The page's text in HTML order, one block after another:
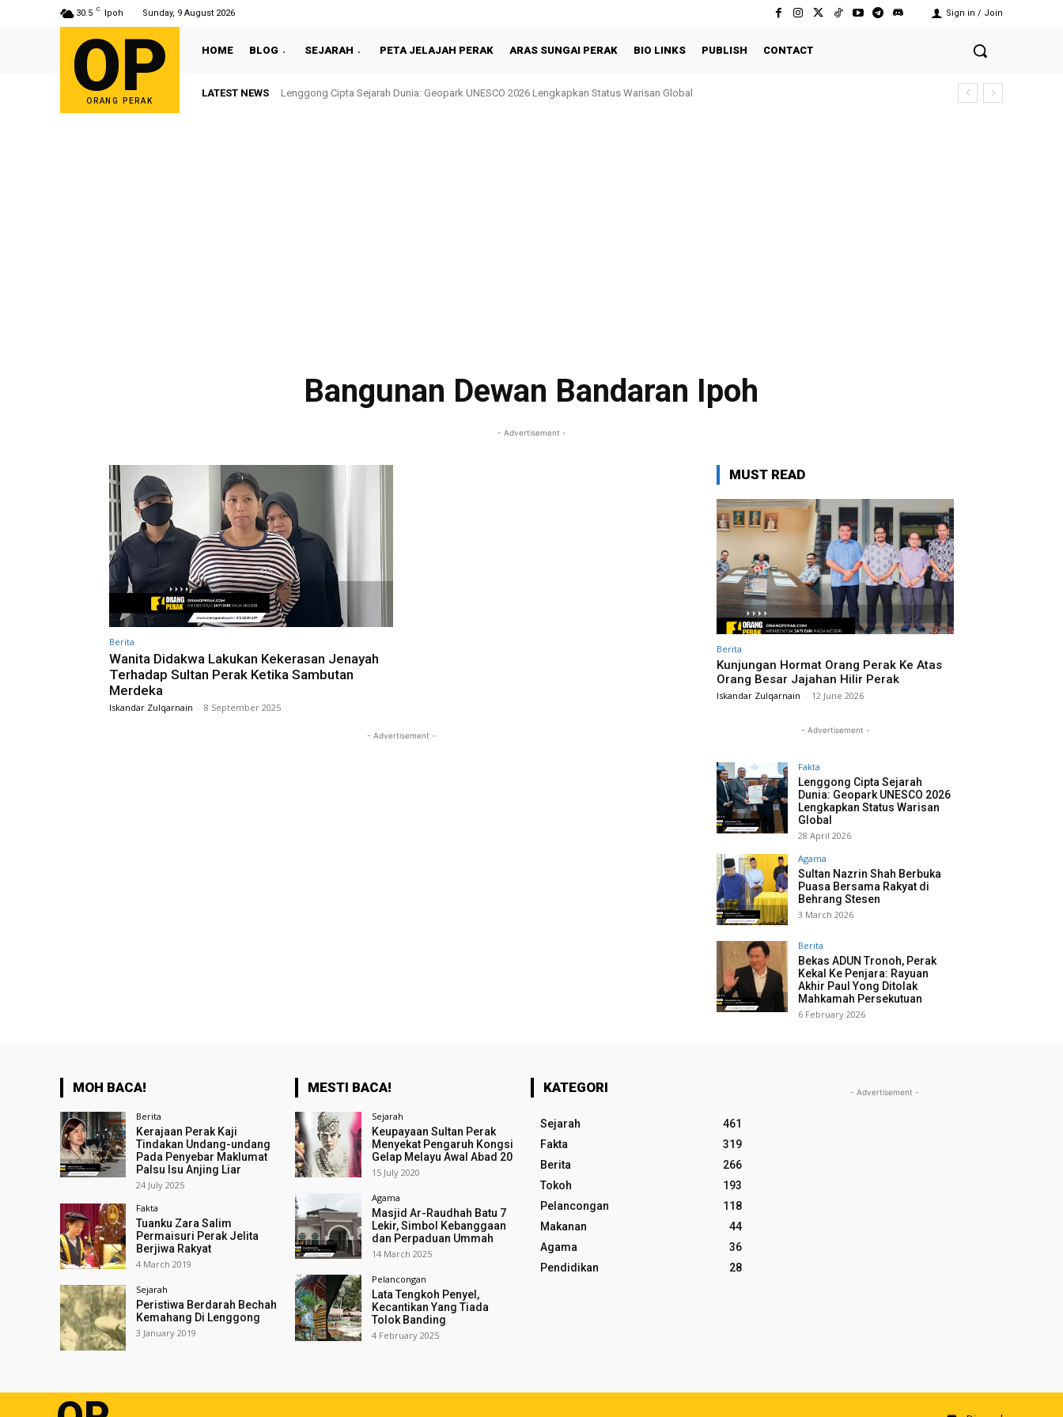
30.5 C Ipoh Sunday, 9 August 2026 Sign in / Join
OP
ORANG PERAK
HOME BLOG SEJARAH PETA JELAJAH PERAK ARAS SUNGAI PERAK BIO LINKS PUBLISH CONTACT
LATEST NEWS Lenggong Cipta Sejarah Dunia: Geopark UNESCO 2026 Lengkapkan Status Warisan Global
Bangunan Dewan Bandaran Ipoh
- Advertisement -
Berita
Wanita Didakwa Lakukan Kekerasan Jenayah
Terhadap Sultan Perak Ketika Sambutan
Merdeka
Iskandar Zulqarnain - 8 September 2025
- Advertisement -
MUST READ
Berita
Kunjungan Hormat Orang Perak Ke Atas
Orang Besar Jajahan Hilir Perak
Iskandar Zulqarnain - 12 June 2026
- Advertisement -
Fakta
Lenggong Cipta Sejarah
Dunia: Geopark UNESCO 2026
Lengkapkan Status Warisan
Global
28 April 2026
Agama
Sultan Nazrin Shah Berbuka
Puasa Bersama Rakyat di
Behrang Stesen
3 March 2026
Berita
Bekas ADUN Tronoh, Perak
Kekal Ke Penjara: Rayuan
Akhir Paul Yong Ditolak
Mahkamah Persekutuan
6 February 2026
MOH BACA!
Berita
Kerajaan Perak Kaji
Tindakan Undang-undang
Pada Penyebar Maklumat
Palsu Isu Anjing Liar
24 July 2025
Fakta
Tuanku Zara Salim
Permaisuri Perak Jelita
Berjiwa Rakyat
4 March 2019
Sejarah
Peristiwa Berdarah Bechah
Kemahang Di Lenggong
3 January 2019
MESTI BACA!
Sejarah
Keupayaan Sultan Perak
Menyekat Pengaruh Kongsi
Gelap Melayu Awal Abad 20
15 July 2020
Agama
Masjid Ar-Raudhah Batu 7
Lekir, Simbol Kebanggaan
dan Perpaduan Ummah
14 March 2025
Pelancongan
Lata Tengkoh Penyel,
Kecantikan Yang Tiada
Tolok Banding
4 February 2025
KATEGORI
Sejarah
461
Fakta
319
Berita
266
Tokoh
193
Pelancongan
118
Makanan
44
Agama
36
Pendidikan
28
- Advertisement -